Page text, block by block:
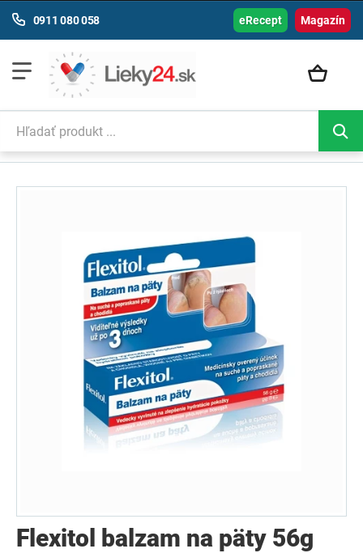
Magazín
0911 080 058 eRecept
Flexitol balzam na päty 56g